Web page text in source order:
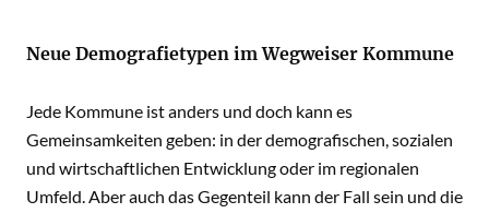
INHALT
Neue Demografietypen im Wegweiser Kommune
Jede Kommune ist anders und doch kann es
Gemeinsamkeiten geben: in der demografischen, sozialen
und wirtschaftlichen Entwicklung oder im regionalen
Umfeld. Aber auch das Gegenteil kann der Fall sein und die